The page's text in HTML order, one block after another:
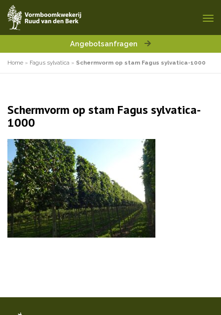
Angebotsanfragen
Home » Fagus sylvatica » Schermvorm op stam Fagus sylvatica-1000
Schermvorm op stam Fagus sylvatica-
1000